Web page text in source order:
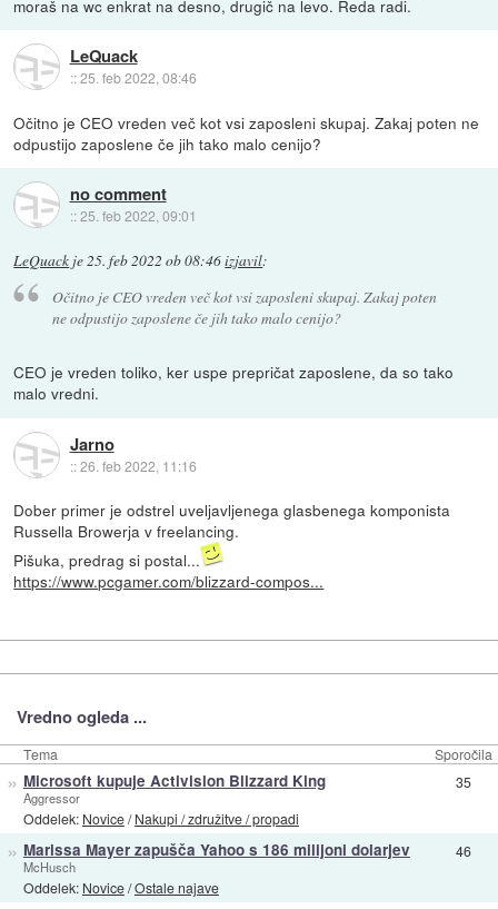
moraš na wc enkrat na desno, drugič na levo. Reda radi.
LeQuack
::25. feb 2022, 08:46
Očitno je CEO vreden več kot vsi zaposleni skupaj. Zakaj poten ne
odpustijo zaposlene če jih tako malo cenijo?
no comment
::25. feb 2022, 09:01
LeQuack je25. feb 2022 ob 08:46izjavil:
Očitno je CEO vreden več kot vsi zaposleni skupaj. Zakaj poten
ne odpustijo zaposlene če jih tako malo cenijo?
CEO je vreden toliko, ker uspe prepričat zaposlene, da so tako
malo vredni.
Jarno
::26. feb 2022, 11:16
Dober primer je odstrel uveljavljenega glasbenega komponista
Russella Browerja v freelancing.
Pišuka, predrag si postal...
https://www.pcgamer.com/blizzard-compos...
Vredno ogleda ...
Tema Sporočila
» Microsoft kupuje Activision Blizzard King
Aggressor
Oddelek: Novice/Nakupi / združitve / propadi
35
» Marissa Mayer zapušča Yahoo s 186 milijoni dolarjev
McHusch
Oddelek: Novice/Ostale najave
46